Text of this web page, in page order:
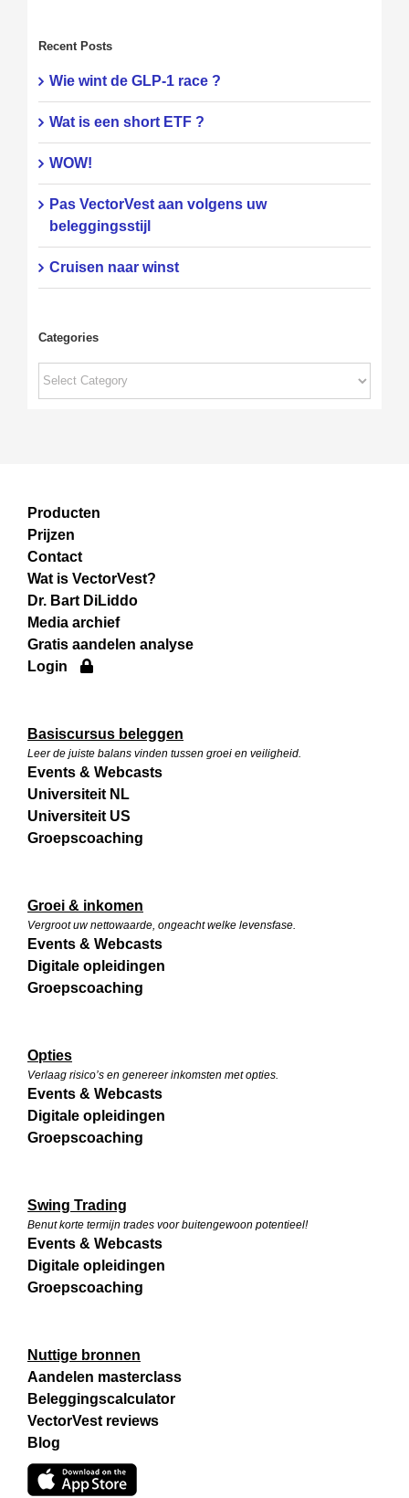
Recent Posts
Wie wint de GLP-1 race ?
Wat is een short ETF ?
WOW!
Pas VectorVest aan volgens uw
beleggingsstijl
Cruisen naar winst
Categories
Categories
Producten
Prijzen
Contact
Wat is VectorVest?
Dr. Bart DiLiddo
Media archief
Gratis aandelen analyse
Login
Basiscursus beleggen
Leer de juiste balans vinden tussen groei en veiligheid.
Events & Webcasts
Universiteit NL
Universiteit US
Groepscoaching
Groei & inkomen
Vergroot uw nettowaarde, ongeacht welke levensfase.
Events & Webcasts
Digitale opleidingen
Groepscoaching
Opties
Verlaag risico’s en genereer inkomsten met opties.
Events & Webcasts
Digitale opleidingen
Groepscoaching
Swing Trading
Benut korte termijn trades voor buitengewoon potentieel!
Events & Webcasts
Digitale opleidingen
Groepscoaching
Nuttige bronnen
Aandelen masterclass
Beleggingscalculator
VectorVest reviews
Blog